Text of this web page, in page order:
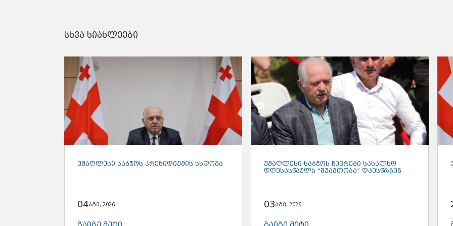
სხვა სიახლეები
ᲣᲛᲐᲦᲚᲔᲡᲘ ᲡᲐᲑᲭᲝᲡ ᲞᲠᲔᲖᲘᲓᲘᲣᲛᲘᲡ ᲡᲮᲓᲝᲛᲐ
04აგვ, 2026
ᲣᲛᲐᲦᲚᲔᲡᲘ ᲡᲐᲑᲭᲝᲡ ᲬᲔᲕᲠᲔᲑᲘ ᲡᲐᲮᲐᲚᲮᲝ
ᲓᲦᲔᲡᲐᲡᲬᲐᲣᲚᲡ “ᲨᲣᲐᲛᲗᲝᲑᲐ” ᲓᲐᲔᲡᲬᲠᲜᲔᲜ
03აგვ, 2026